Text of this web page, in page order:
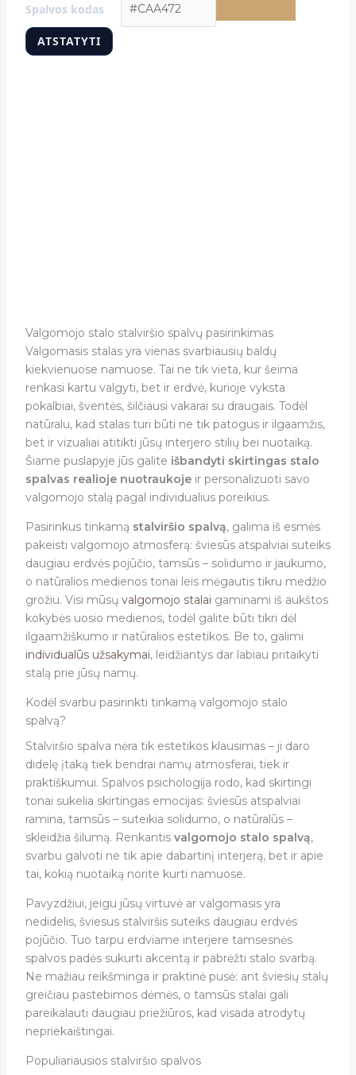
Spalvos kodas
ATSTATYTI
Valgomojo stalo stalviršio spalvų pasirinkimas
Valgomasis stalas yra vienas svarbiausių baldų
kiekvienuose namuose. Tai ne tik vieta, kur šeima
renkasi kartu valgyti, bet ir erdvė, kurioje vyksta
pokalbiai, šventės, šilčiausi vakarai su draugais. Todėl
natūralu, kad stalas turi būti ne tik patogus ir ilgaamžis,
bet ir vizualiai atitikti jūsų interjero stilių bei nuotaiką.
Šiame puslapyje jūs galite išbandyti skirtingas stalo
spalvas realioje nuotraukojeir personalizuoti savo
valgomojo stalą pagal individualius poreikius.
Pasirinkus tinkamą stalviršio spalvą, galima iš esmės
pakeisti valgomojo atmosferą: šviesūs atspalviai suteiks
daugiau erdvės pojūčio, tamsūs – solidumo ir jaukumo,
o natūralios medienos tonai leis mėgautis tikru medžio
grožiu. Visi mūsų valgomojo stalai gaminami iš aukštos
kokybės uosio medienos, todėl galite būti tikri dėl
ilgaamžiškumo ir natūralios estetikos. Be to, galimi
individualūs užsakymai, leidžiantys dar labiau pritaikyti
stalą prie jūsų namų.
Kodėl svarbu pasirinkti tinkamą valgomojo stalo
spalvą?
Stalviršio spalva nėra tik estetikos klausimas – ji daro
didelę įtaką tiek bendrai namų atmosferai, tiek ir
praktiškumui. Spalvos psichologija rodo, kad skirtingi
tonai sukelia skirtingas emocijas: šviesūs atspalviai
ramina, tamsūs – suteikia solidumo, o natūralūs –
skleidžia šilumą. Renkantis valgomojo stalo spalvą,
svarbu galvoti ne tik apie dabartinį interjerą, bet ir apie
tai, kokią nuotaiką norite kurti namuose.
Pavyzdžiui, jeigu jūsų virtuvė ar valgomasis yra
nedidelis, šviesus stalviršis suteiks daugiau erdvės
pojūčio. Tuo tarpu erdviame interjere tamsesnės
spalvos padės sukurti akcentą ir pabrėžti stalo svarbą.
Ne mažiau reikšminga ir praktinė pusė: ant šviesių stalų
greičiau pastebimos dėmės, o tamsūs stalai gali
pareikalauti daugiau priežiūros, kad visada atrodytų
nepriekaištingai.
Populiariausios stalviršio spalvos